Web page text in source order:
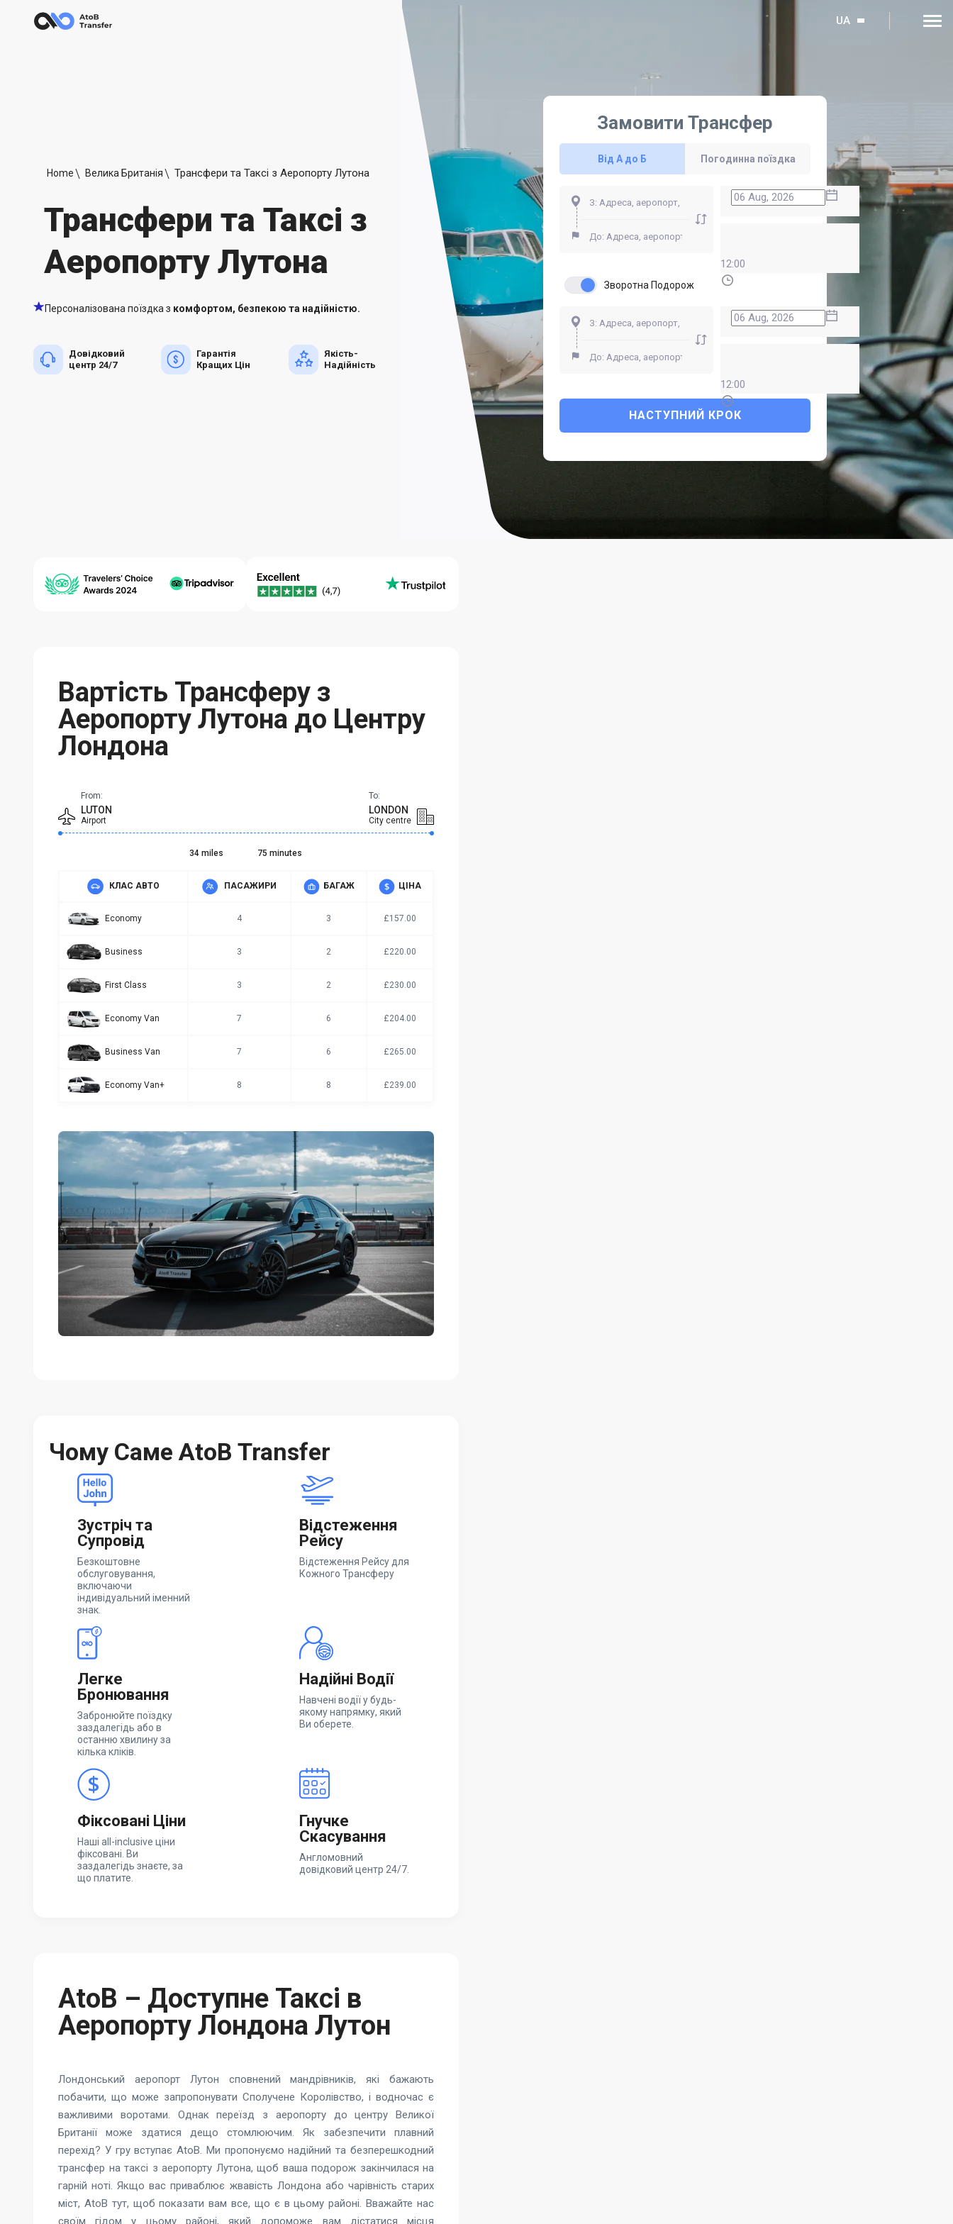
UA
Home Велика Британія Трансфери та Таксі з Аеропорту Лутона
Трансфери та Таксі з
Аеропорту Лутона
Персоналізована поїздка з комфортом, безпекою та надійністю.
Довідковий
центр 24/7
Гарантія
Кращих Цін
Якість-
Надійність
Замовити Трансфер
Від А до Б Погодинна поїздка
12:00
Зворотна Подорож
12:00
НАСТУПНИЙ КРОК
Вартість Трансферу з
Аеропорту Лутона до Центру
Лондона
From:
LUTON
Airport
To:
LONDON
City centre
34 miles 75 minutes
КЛАС АВТО ПАСАЖИРИ БАГАЖ ЦІНА
Economy 4 3 £157.00
Business 3 2 £220.00
First Class 3 2 £230.00
Economy Van 7 6 £204.00
Business Van 7 6 £265.00
Economy Van+ 8 8 £239.00
Чому Саме AtoB Transfer
Зустріч та
Супровід
Безкоштовне
обслуговування,
включаючи
індивідуальний іменний
знак.
Відстеження
Рейсу
Відстеження Рейсу для
Кожного Трансферу
Легке
Бронювання
Забронюйте поїздку
заздалегідь або в
останню хвилину за
кілька кліків.
Надійні Водії
Навчені водії у будь-
якому напрямку, який
Ви оберете.
Фіксовані Ціни
Наші all-inclusive ціни
фіксовані. Ви
заздалегідь знаєте, за
що платите.
Гнучке
Скасування
Англомовний
довідковий центр 24/7.
AtoB – Доступне Таксі в
Аеропорту Лондона Лутон
Лондонський аеропорт Лутон сповнений мандрівників, які бажають
побачити, що може запропонувати Сполучене Королівство, і водночас є
важливими воротами. Однак переїзд з аеропорту до центру Великої
Британії може здатися дещо стомлюючим. Як забезпечити плавний
перехід? У гру вступає AtoB. Ми пропонуємо надійний та безперешкодний
трансфер на таксі з аеропорту Лутона, щоб ваша подорож закінчилася на
гарній ноті. Якщо вас приваблює жвавість Лондона або чарівність старих
міст, AtoB тут, щоб показати вам все, що є в цьому районі. Вважайте нас